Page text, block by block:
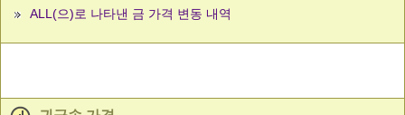
ALL(으)로 나타낸 금 가격 변동 내역